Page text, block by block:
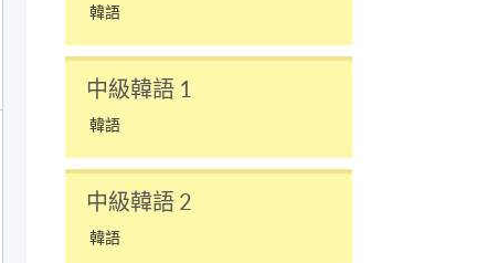
韓語
中級韓語 1
韓語
中級韓語 2
韓語